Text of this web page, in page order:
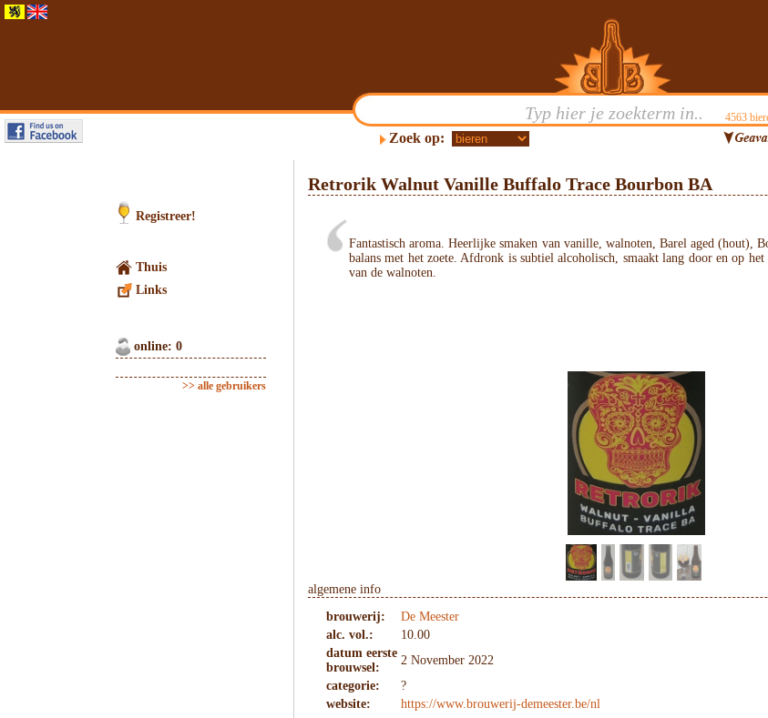
4563
Zoek op:
Registreer!
Thuis
Links
online: 0
>> alle gebruikers
Retrorik Walnut Vanille Buffalo Trace Bourbon BA
Fantastisch aroma. Heerlijke smaken van vanille, walnoten, Barel aged (hout),
balans met het zoete. Afdronk is subtiel alcoholisch, smaakt lang door en op
van de walnoten.
algemene info
brouwerij:
De Meester
alc. vol.:
10.00
datum eerste
brouwsel:
2 November 2022
categorie:
?
website:
https://www.brouwerij-demeester.be/nl